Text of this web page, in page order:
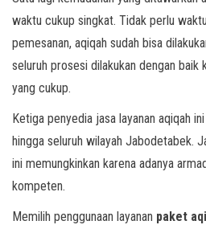
waktu cukup singkat. Tidak perlu
pemesanan, aqiqah sudah bisa
seluruh prosesi dilakukan dengan baik
yang cukup.
Ketiga penyedia jasa layanan aqiqah
hingga seluruh wilayah Jabodetabek.
ini memungkinkan karena adanya
kompeten.
Memilih penggunaan layanan paket